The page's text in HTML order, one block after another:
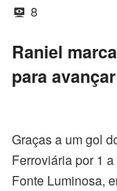
8
Raniel
para avançar
Graças a um gol
Ferroviária por 1
Fonte Luminosa,